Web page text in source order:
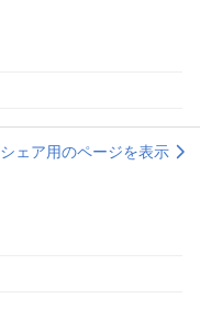
シェア用のページを表示